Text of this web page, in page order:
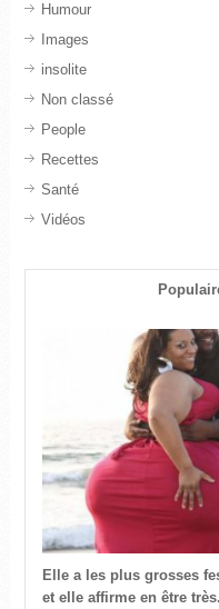
Humour
Images
insolite
Non classé
People
Recettes
Santé
Vidéos
Elle a les plus grosses
et elle affirme en être